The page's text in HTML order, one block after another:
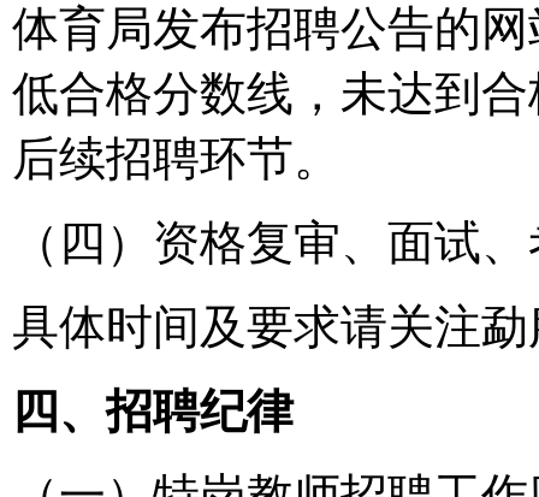
体育局发布招聘公告的
低合格分数线，未达到
后续招聘环节。
（四）资格复审、面试
具体时间及要求请关注
四、招聘纪律